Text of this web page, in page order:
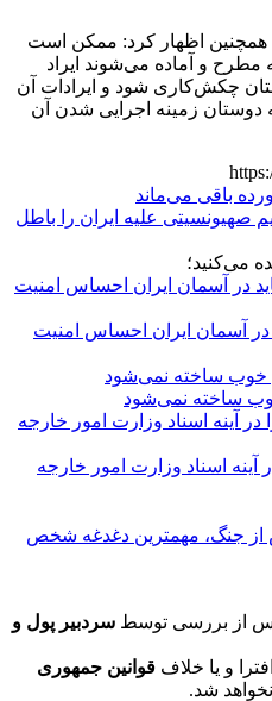
اظهار کرد: ممکن است
و آماده می‌شوند ایراد
چکش‌کاری شود و ایرادات آن
زمینه اجرایی شدن آن
باقی می‌ماند
صهیونسیتی علیه ایران را باطل
می‌کنید؛
در آسمان ایران احساس امنیت
ساخته نمی‌شود
آینه اسناد وزارت امور خارجه
از جنگ، مهمترین دغدغه شخص
از بررسی توسط سردبیر پول و
و یا خلاف قوانین جمهوری
شد.